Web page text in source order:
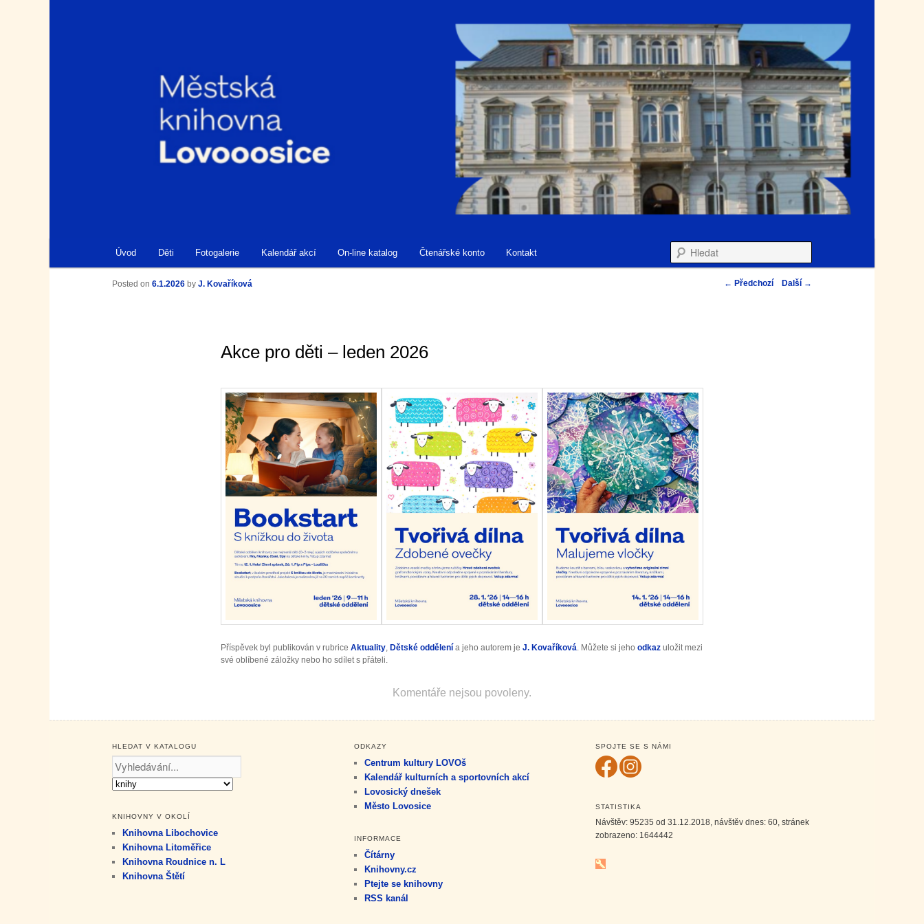
Knihovna Lovosice
Hlavní navigační menu
Přejít k hlavnímu obsahu webu
Přejít k obsahu postranního panelu
Úvod Děti Fotogalerie Kalendář akcí On-line katalog Čtenářské konto Kontakt
Navigace pro příspěvky ← Předchozí Další →
Akce pro děti – leden 2026
Posted on6.1.2026 byJ. Kovaříková
Příspěvek byl publikován v rubriceAktuality, Dětské oddělení a jeho autorem jeJ. Kovaříková. Můžete si jehoodkaz uložit mezi
své oblíbené záložky nebo ho sdílet s přáteli.
Komentáře nejsou povoleny.
HLEDAT V KATALOGU
KNIHOVNY V OKOLÍ
Knihovna Libochovice
Knihovna Litoměřice
Knihovna Roudnice n. L
Knihovna Štětí
ODKAZY
Centrum kultury LOVOš
Kalendář kulturních a sportovních akcí
Lovosický dnešek
Město Lovosice
INFORMACE
Čítárny
Knihovny.cz
Ptejte se knihovny
RSS kanál
SPOJTE SE S NÁMI
STATISTIKA
Návštěv:95235 od 31.12.2018, návštěv dnes:60 , stránek
zobrazeno: 1644442